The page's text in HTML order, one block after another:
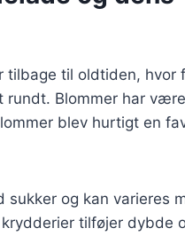
tilbage til oldtiden, hvor
rundt. Blommer har
blev hurtigt en
og kan varieres
tilføjer dybde